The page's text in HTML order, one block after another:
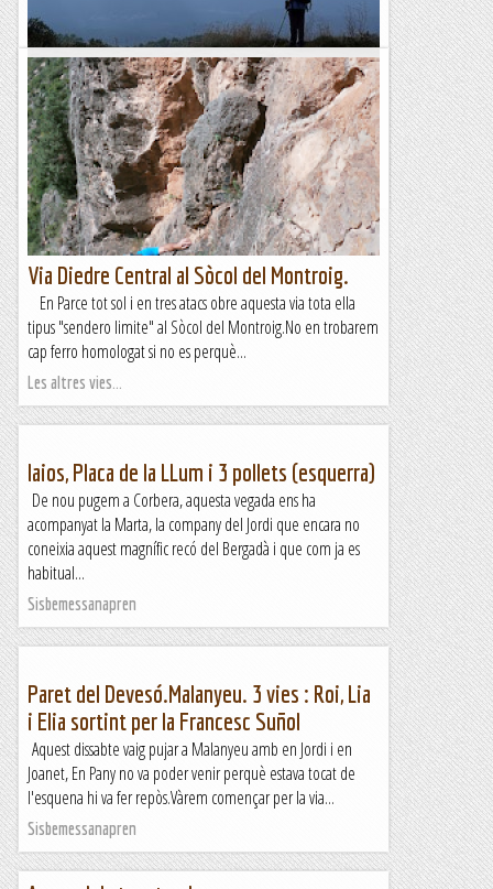
Turó de les Tres Creus i Morral del Llop
Ara que ja estem en plena tardor, les tardes ens ofereixen
unes llums molt càlides i els paisatges es tornen més vius. Per
això avui hem volgut fer una...
Blog de muntanya
Via Diedre Central al Sòcol del Montroig.
En Parce tot sol i en tres atacs obre aquesta via tota ella
tipus "sendero limite" al Sòcol del Montroig.No en trobarem
cap ferro homologat si no es perquè...
Les altres vies...
Iaios, Placa de la LLum i 3 pollets (esquerra)
De nou pugem a Corbera, aquesta vegada ens ha
acompanyat la Marta, la company del Jordi que encara no
coneixia aquest magnífic recó del Bergadà i que com ja es
habitual...
Sisbemessanapren
Paret del Devesó.Malanyeu. 3 vies : Roi, Lia
i Elia sortint per la Francesc Suñol
Aquest dissabte vaig pujar a Malanyeu amb en Jordi i en
Joanet, En Pany no va poder venir perquè estava tocat de
l'esquena hi va fer repòs.Vàrem començar per la via...
Sisbemessanapren